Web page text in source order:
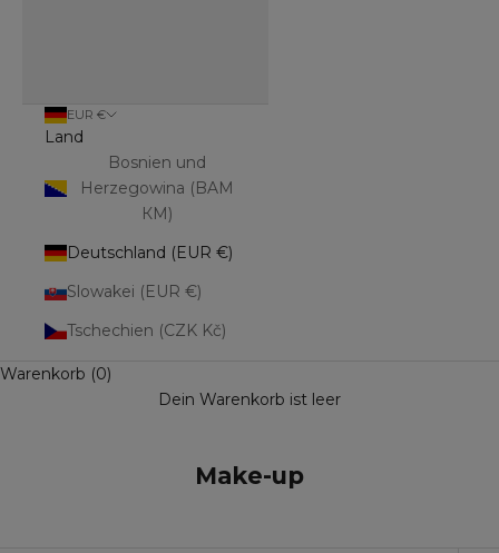
EUR €
Land
Bosnien und
Herzegowina (BAM
КМ)
Deutschland (EUR €)
Slowakei (EUR €)
Tschechien (CZK Kč)
Warenkorb (0)
Dein Warenkorb ist leer
Make-up